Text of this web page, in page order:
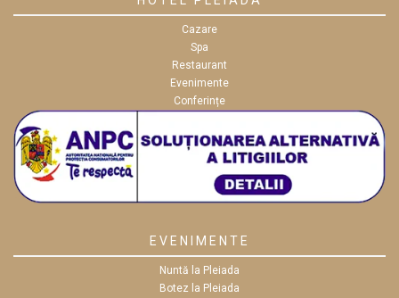
Cazare
Spa
Restaurant
Evenimente
Conferințe
EVENIMENTE
Nuntă la Pleiada
Botez la Pleiada